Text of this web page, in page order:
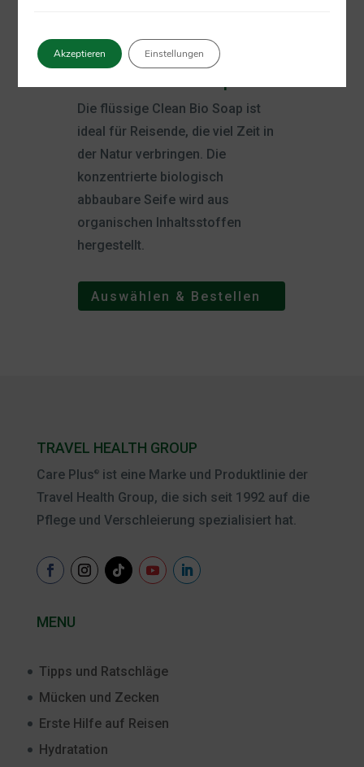
Die flüssige Clean Bio Soap ist
ideal für Reisende, die viel Zeit in
der Natur verbringen. Die
konzentrierte biologisch
abbaubare Seife wird aus
organischen Inhaltsstoffen
hergestellt.
Auswählen & Bestellen
TRAVEL HEALTH GROUP
Care Plus®ist eine Marke und Produktlinie der
Travel Health Group, die sich seit 1992 auf die
Pflege und Verschleierung spezialisiert hat.
MENU
Tipps und Ratschläge
Mücken und Zecken
Erste Hilfe auf Reisen
Hydratation
Akzeptieren Einstellungen